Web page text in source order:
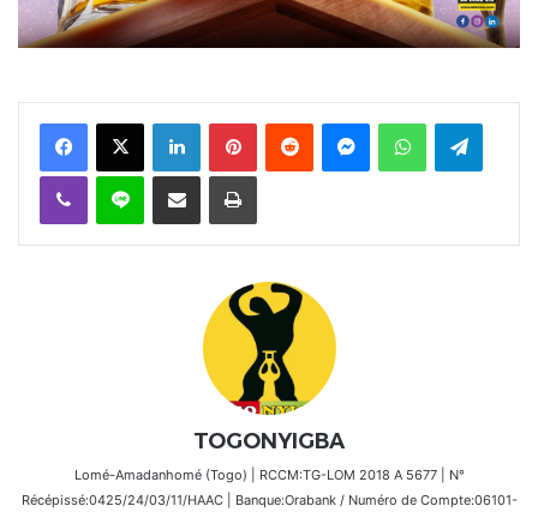
FacebookX Linkedin PinterestReddit MessengerWhatsAppTelegram
Viber Ligne Partager par email Imprimer
TOGONYIGBA
Lomé-Amadanhomé (Togo) | RCCM:TG-LOM 2018 A 5677 | N°
Récépissé:0425/24/03/11/HAAC | Banque:Orabank / Numéro de Compte:06101-